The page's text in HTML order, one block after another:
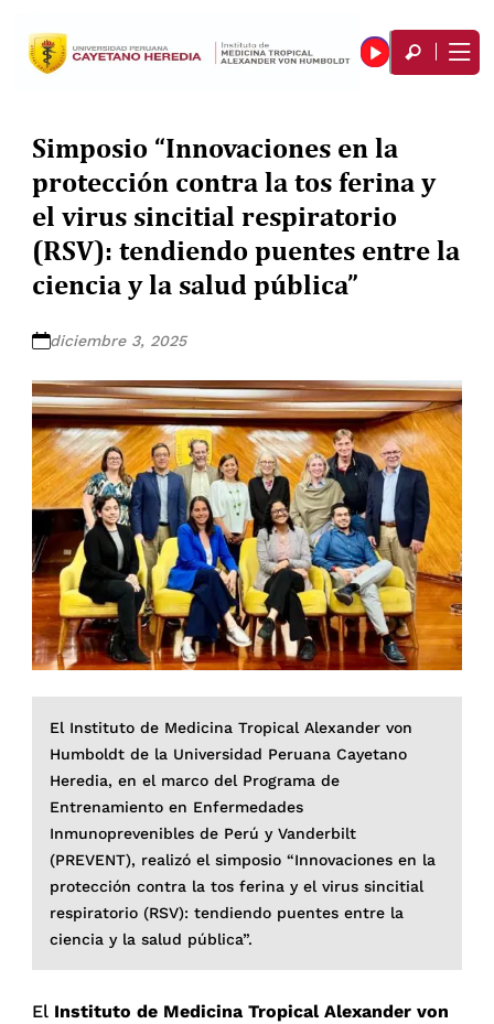
Simposio “Innovaciones en la
protección contra la tos ferina y
el virus sincitial respiratorio
(RSV): tendiendo puentes entre la
ciencia y la salud pública”
diciembre 3, 2025
El Instituto de Medicina Tropical Alexander von
Humboldt de la Universidad Peruana Cayetano
Heredia, en el marco del Programa de
Entrenamiento en Enfermedades
Inmunoprevenibles de Perú y Vanderbilt
(PREVENT), realizó el simposio “Innovaciones en la
protección contra la tos ferina y el virus sincitial
respiratorio (RSV): tendiendo puentes entre la
ciencia y la salud pública”.
El Instituto de Medicina Tropical Alexander von